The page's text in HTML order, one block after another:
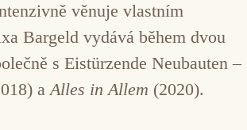
věnuje vlastním
Bargeld vydává během dvou
s Eistürzende Neubauten –
aAlles in Allem (2020).